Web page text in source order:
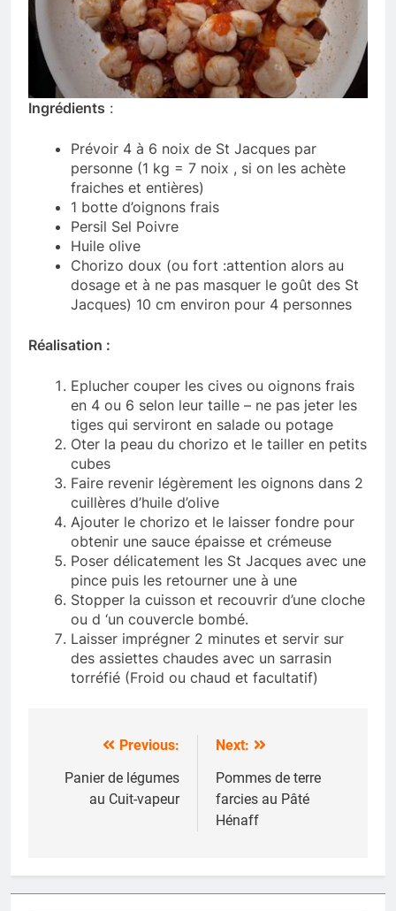
Ingrédients :
Prévoir 4 à 6 noix de St Jacques par
personne (1 kg = 7 noix , si on les achète
fraiches et entières)
1 botte d’oignons frais
Persil Sel Poivre
Huile olive
Chorizo doux (ou fort :attention alors au
dosage et à ne pas masquer le goût des St
Jacques) 10 cm environ pour 4 personnes
Réalisation :
Eplucher couper les cives ou oignons frais
en 4 ou 6 selon leur taille – ne pas jeter les
tiges qui serviront en salade ou potage
Oter la peau du chorizo et le tailler en petits
cubes
Faire revenir légèrement les oignons dans 2
cuillères d’huile d’olive
Ajouter le chorizo et le laisser fondre pour
obtenir une sauce épaisse et crémeuse
Poser délicatement les St Jacques avec une
pince puis les retourner une à une
Stopper la cuisson et recouvrir d’une cloche
ou d ‘un couvercle bombé.
Laisser imprégner 2 minutes et servir sur
des assiettes chaudes avec un sarrasin
torréfié (Froid ou chaud et facultatif)
Navigation
de
Previous:
Panier de légumes
au Cuit-vapeur
Next:
Pommes de terre
farcies au Pâté
Hénaff